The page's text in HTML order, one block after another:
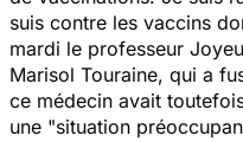
suis contre les vaccins
mardi le professeur
Marisol Touraine, qui a
ce médecin avait
une "situation